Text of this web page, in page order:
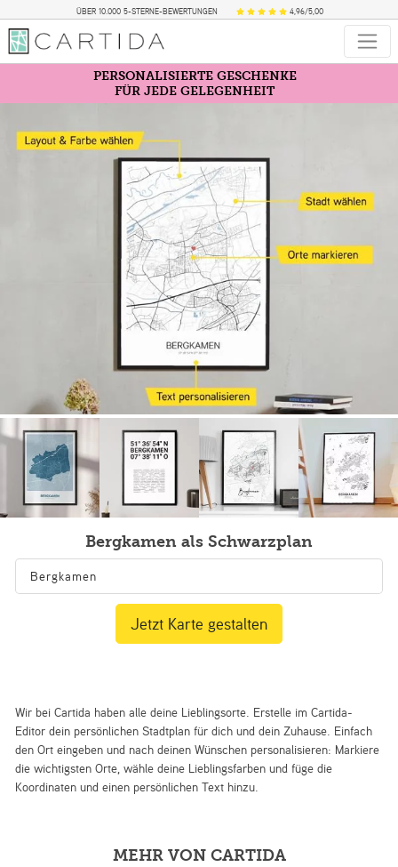
ÜBER 10.000 5-STERNE-BEWERTUNGEN 4,96/5,00
PERSONALISIERTE GESCHENKE
FÜR JEDE GELEGENHEIT
Bergkamen als Schwarzplan
Wir bei Cartida haben alle deine Lieblingsorte. Erstelle im Cartida-
Editor dein persönlichen Stadtplan für dich und dein Zuhause. Einfach
den Ort eingeben und nach deinen Wünschen personalisieren: Markiere
die wichtigsten Orte, wähle deine Lieblingsfarben und füge die
Koordinaten und einen persönlichen Text hinzu.
Jetzt Karte gestalten
MEHR VON CARTIDA